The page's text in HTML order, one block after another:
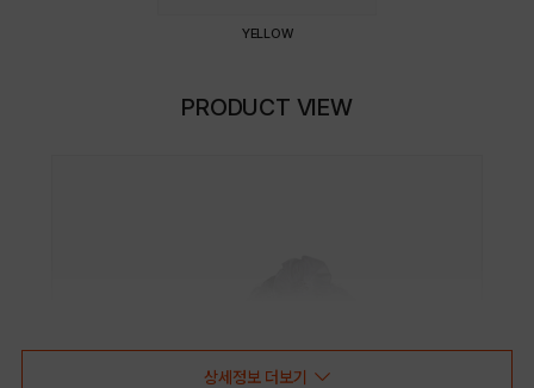
YELLOW
PRODUCT VIEW
상세정보 더보기